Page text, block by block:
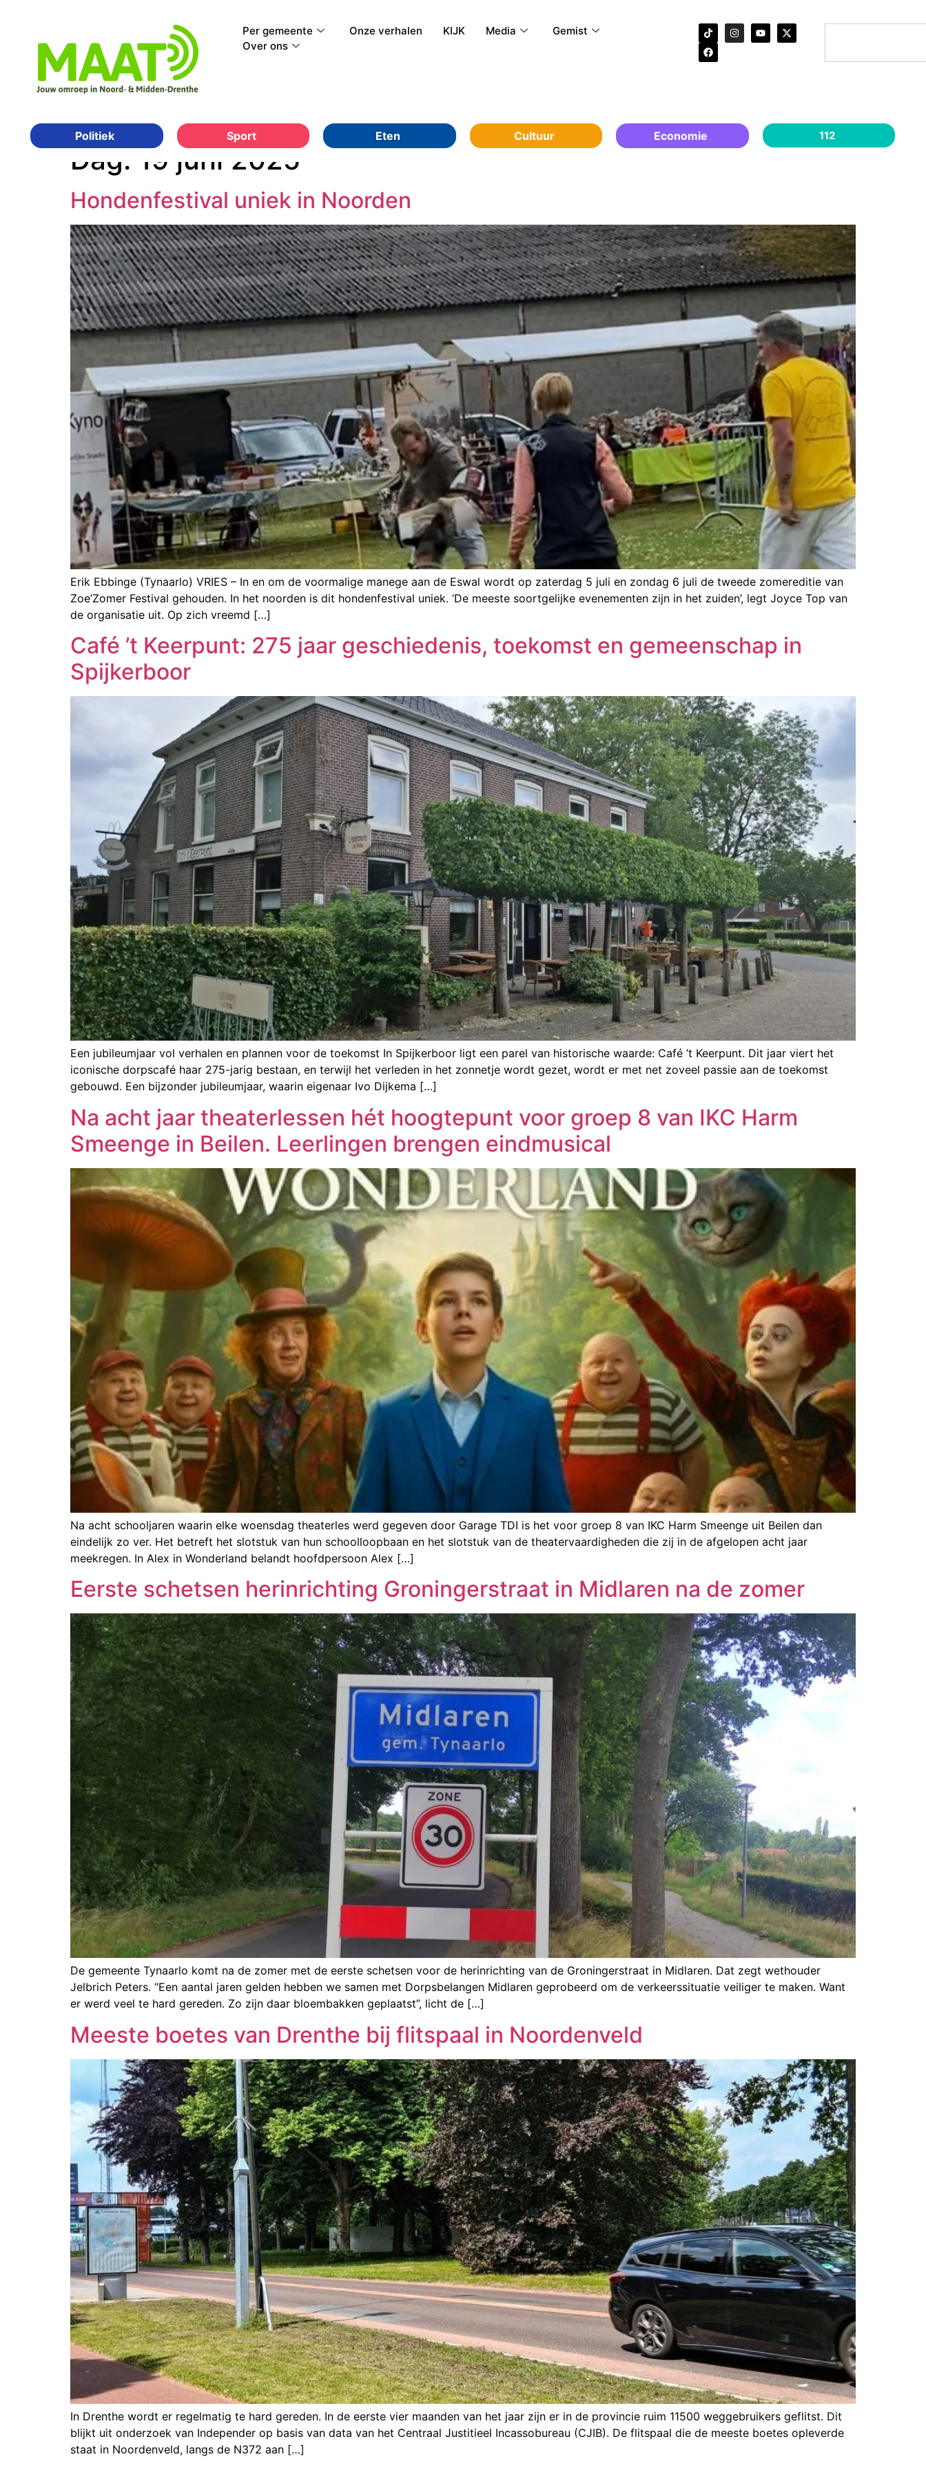
Per gemeente Onze verhalen KIJK Media
Gemist
Over ons
Politiek Sport Eten Cultuur Economie 112
Dag:19 juni 2025
Hondenfestival uniek in Noorden
Erik Ebbinge (Tynaarlo) VRIES – In en om de voormalige manege aan de Eswal wordt op zaterdag 5 juli en zondag 6 juli de tweede zomereditie van
Zoe’Zomer Festival gehouden. In het noorden is dit hondenfestival uniek. ‘De meeste soortgelijke evenementen zijn in het zuiden’, legt Joyce Top van
de organisatie uit. Op zich vreemd […]
Café ’t Keerpunt: 275 jaar geschiedenis, toekomst en gemeenschap in
Spijkerboor
Een jubileumjaar vol verhalen en plannen voor de toekomst In Spijkerboor ligt een parel van historische waarde: Café ’t Keerpunt. Dit jaar viert het
iconische dorpscafé haar 275-jarig bestaan, en terwijl het verleden in het zonnetje wordt gezet, wordt er met net zoveel passie aan de toekomst
gebouwd. Een bijzonder jubileumjaar, waarin eigenaar Ivo Dijkema […]
Na acht jaar theaterlessen hét hoogtepunt voor groep 8 van IKC Harm
Smeenge in Beilen. Leerlingen brengen eindmusical
Na acht schooljaren waarin elke woensdag theaterles werd gegeven door Garage TDI is het voor groep 8 van IKC Harm Smeenge uit Beilen dan
eindelijk zo ver. Het betreft het slotstuk van hun schoolloopbaan en het slotstuk van de theatervaardigheden die zij in de afgelopen acht jaar
meekregen. In Alex in Wonderland belandt hoofdpersoon Alex […]
Eerste schetsen herinrichting Groningerstraat in Midlaren na de zomer
De gemeente Tynaarlo komt na de zomer met de eerste schetsen voor de herinrichting van de Groningerstraat in Midlaren. Dat zegt wethouder
Jelbrich Peters. “Een aantal jaren gelden hebben we samen met Dorpsbelangen Midlaren geprobeerd om de verkeerssituatie veiliger te maken. Want
er werd veel te hard gereden. Zo zijn daar bloembakken geplaatst”, licht de […]
Meeste boetes van Drenthe bij flitspaal in Noordenveld
In Drenthe wordt er regelmatig te hard gereden. In de eerste vier maanden van het jaar zijn er in de provincie ruim 11500 weggebruikers geflitst. Dit
blijkt uit onderzoek van Independer op basis van data van het Centraal Justitieel Incassobureau (CJIB). De flitspaal die de meeste boetes opleverde
staat in Noordenveld, langs de N372 aan […]